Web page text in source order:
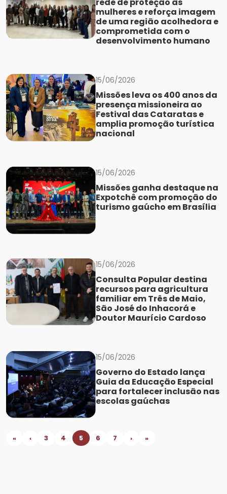
mulheres e reforça imagem
de uma região acolhedora e
comprometida com o
desenvolvimento humano
15/06/2026
Missões leva os 400 anos da
presença missioneira ao
Festival das Cataratas e
amplia promoção turística
nacional
15/06/2026
Missões ganha destaque na
Expotchê com promoção do
turismo gaúcho em Brasília
15/06/2026
Consulta Popular destina
recursos para agricultura
familiar em Três de Maio,
São José do Inhacorá e
Doutor Maurício Cardoso
15/06/2026
Governo do Estado lança
Guia da Educação Especial
para fortalecer inclusão nas
escolas gaúchas
« ‹ 3 4 5 6 7 › »